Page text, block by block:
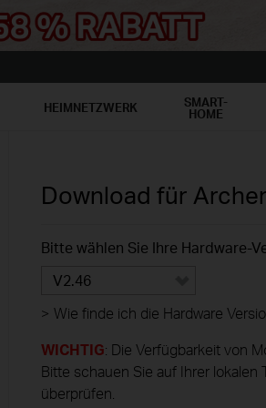
HEIMNETZWERK SMART-
HOME
Download für
Bitte wählen Sie Ihre Hardware-
V2.46
> Wie finde ich die Hardware
WICHTIG: Die Verfügbarkeit von
Bitte schauen Sie auf Ihrer
überprüfen.